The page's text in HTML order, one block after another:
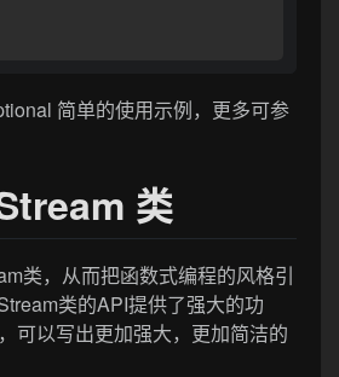
简单的使用示例，更多可参
类
类，从而把函数式编程的风格引
类的API提供了强大的功
可以写出更加强大，更加简洁的